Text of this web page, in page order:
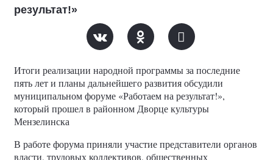
результат!»
Итоги реализации народной программы за последние
пять лет и планы дальнейшего развития обсудили
муниципальном форуме «Работаем на результат!»,
который прошел в районном Дворце культуры
Мензелинска
В работе форума приняли участие представители органов
власти, трудовых коллективов, общественных